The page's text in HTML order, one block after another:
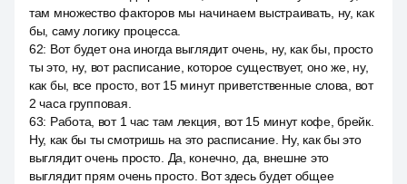
там множество факторов мы начинаем выстраивать, ну, как
бы, саму логику процесса.
62: Вот будет она иногда выглядит очень, ну, как бы, просто
ты это, ну, вот расписание, которое существует, оно же, ну,
как бы, все просто, вот 15 минут приветственные слова, вот
2 часа групповая.
63: Работа, вот 1 час там лекция, вот 15 минут кофе, брейк.
Ну, как бы ты смотришь на это расписание. Ну, как бы это
выглядит очень просто. Да, конечно, да, внешне это
выглядит прям очень просто. Вот здесь будет общее